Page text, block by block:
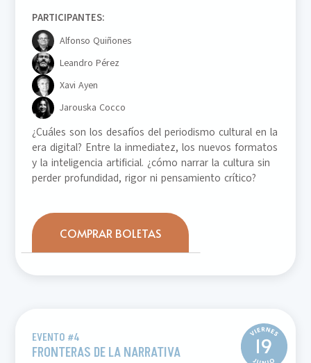
PARTICIPANTES:
Alfonso Quiñones
Leandro Pérez
Xavi Ayen
Jarouska Cocco
¿Cuáles son los desafíos del periodismo cultural en la
era digital? Entre la inmediatez, los nuevos formatos
y la inteligencia artificial. ¿cómo narrar la cultura sin
perder profundidad, rigor ni pensamiento crítico?
COMPRAR BOLETAS
EVENTO #4
FRONTERAS DE LA NARRATIVA